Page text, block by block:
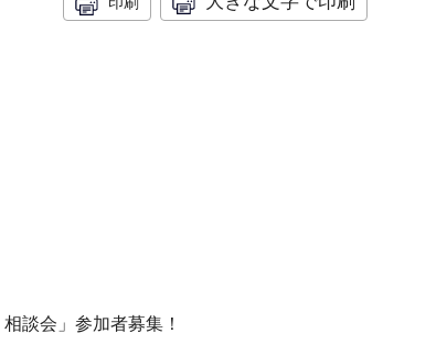
談会」参加者募集！